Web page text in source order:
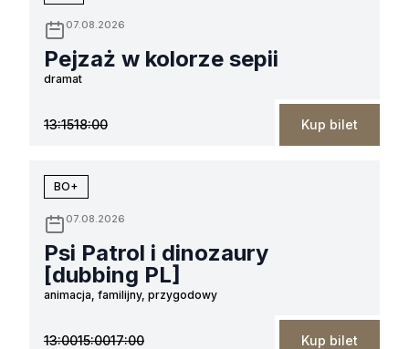
07.08.2026
Pejzaż w kolorze sepii
dramat
13:1518:00 Kup bilet
BO+
07.08.2026
Psi Patrol i dinozaury
[dubbing PL]
animacja, familijny, przygodowy
13:0015:0017:00 Kup bilet